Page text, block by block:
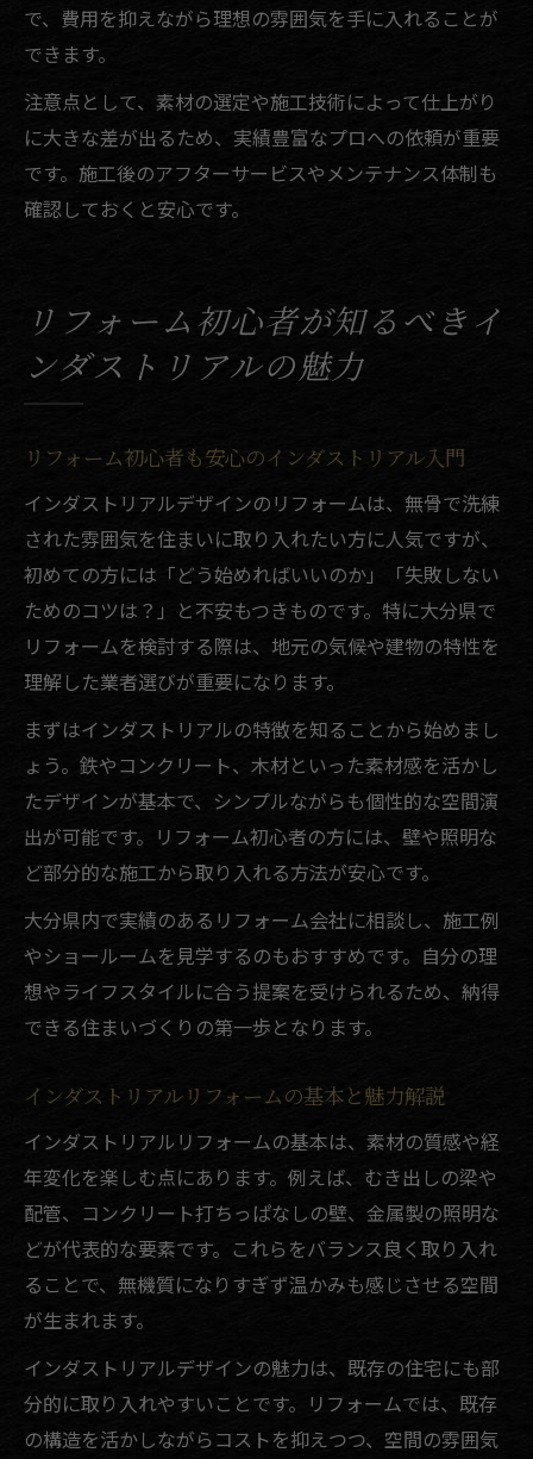
で、費用を抑えながら理想の雰囲気を手に入れることが
できます。
注意点として、素材の選定や施工技術によって仕上がり
に大きな差が出るため、実績豊富なプロへの依頼が重要
です。施工後のアフターサービスやメンテナンス体制も
確認しておくと安心です。
リフォーム初心者が知るべきイ
ンダストリアルの魅力
リフォーム初心者も安心のインダストリアル入門
インダストリアルデザインのリフォームは、無骨で洗練
された雰囲気を住まいに取り入れたい方に人気ですが、
初めての方には「どう始めればいいのか」「失敗しない
ためのコツは？」と不安もつきものです。特に大分県で
リフォームを検討する際は、地元の気候や建物の特性を
理解した業者選びが重要になります。
まずはインダストリアルの特徴を知ることから始めまし
ょう。鉄やコンクリート、木材といった素材感を活かし
たデザインが基本で、シンプルながらも個性的な空間演
出が可能です。リフォーム初心者の方には、壁や照明な
ど部分的な施工から取り入れる方法が安心です。
大分県内で実績のあるリフォーム会社に相談し、施工例
やショールームを見学するのもおすすめです。自分の理
想やライフスタイルに合う提案を受けられるため、納得
できる住まいづくりの第一歩となります。
インダストリアルリフォームの基本と魅力解説
インダストリアルリフォームの基本は、素材の質感や経
年変化を楽しむ点にあります。例えば、むき出しの梁や
配管、コンクリート打ちっぱなしの壁、金属製の照明な
どが代表的な要素です。これらをバランス良く取り入れ
ることで、無機質になりすぎず温かみも感じさせる空間
が生まれます。
インダストリアルデザインの魅力は、既存の住宅にも部
分的に取り入れやすいことです。リフォームでは、既存
の構造を活かしながらコストを抑えつつ、空間の雰囲気